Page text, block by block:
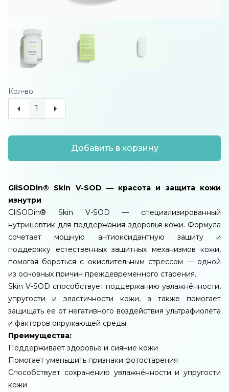
Кол-во
Добавить в корзину
GliSODin® Skin V-SOD — красота и защита кожи
изнутри
GliSODin® Skin V-SOD — специализированный
нутрицевтик для поддержания здоровья кожи. Формула
сочетает мощную антиоксидантную защиту и
поддержку естественных защитных механизмов кожи,
помогая бороться с окислительным стрессом — одной
из основных причин преждевременного старения.
Skin V-SOD способствует поддержанию увлажнённости,
упругости и эластичности кожи, а также помогает
защищать её от негативного воздействия ультрафиолета
и факторов окружающей среды.
Преимущества:
Поддерживает здоровье и сияние кожи
Помогает уменьшить признаки фотостарения
Способствует сохранению увлажнённости и упругости
кожи